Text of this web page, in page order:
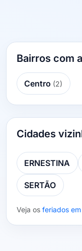
Bairros com
Centro (2)
Cidades
ERNESTINA
SERTÃO
Veja os feriados